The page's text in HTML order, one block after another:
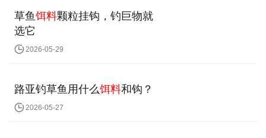
草鱼饵料颗粒挂钩，钓巨物就
选它
2026-05-29
路亚钓草鱼用什么饵料和钩？
2026-05-27